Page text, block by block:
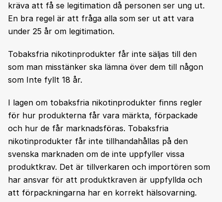
kräva att få se legitimation då personen ser ung ut.
En bra regel är att fråga alla som ser ut att vara
under 25 år om legitimation.
Tobaksfria nikotinprodukter får inte säljas till den
som man misstänker ska lämna över dem till någon
som Inte fyllt 18 år.
I lagen om tobaksfria nikotinprodukter finns regler
för hur produkterna får vara märkta, förpackade
och hur de får marknadsföras. Tobaksfria
nikotinprodukter får inte tillhandahållas på den
svenska marknaden om de inte uppfyller vissa
produktkrav. Det är tillverkaren och importören som
har ansvar för att produktkraven är uppfyllda och
att förpackningarna har en korrekt hälsovarning.